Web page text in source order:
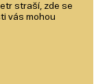
straší, zde se
vás mohou